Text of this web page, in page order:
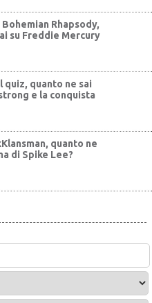
Rhapsody,
su Freddie Mercury
quiz, quanto ne sai
e la conquista
quanto ne
di Spike Lee?